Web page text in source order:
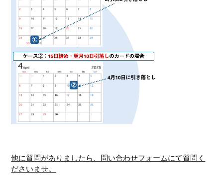
他に質問がありましたら、問い合わせフォームにて質問く
ださいませ。